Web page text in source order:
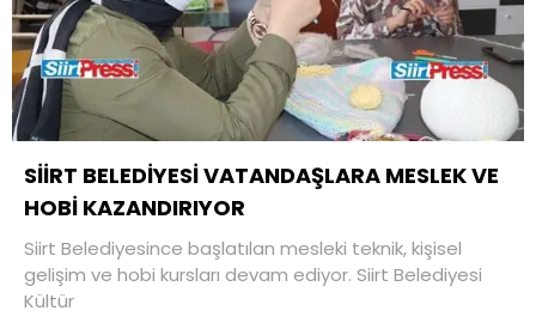
SİİRT BELEDİYESİ VATANDAŞLARA MESLEK VE
HOBİ KAZANDIRIYOR
Siirt Belediyesince başlatılan mesleki teknik, kişisel
gelişim ve hobi kursları devam ediyor. Siirt Belediyesi
Kültür